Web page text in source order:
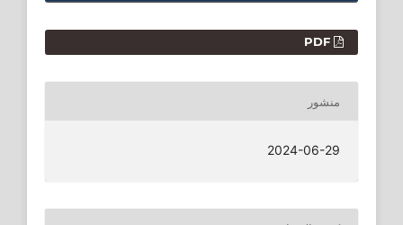
PDF
منشور
2024-06-29